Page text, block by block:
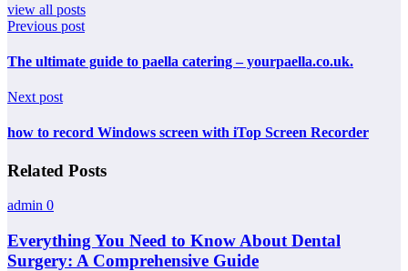
view all posts
Previous post
The ultimate guide to paella catering – yourpaella.co.uk.
Next post
how to record Windows screen with iTop Screen Recorder
Related Posts
admin 0
Everything You Need to Know About Dental
Surgery: A Comprehensive Guide